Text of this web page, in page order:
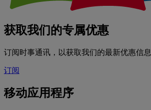
获取我们的专属优惠
订阅时事通讯，以获取我们的最新优惠信息
订阅
移动应用程序